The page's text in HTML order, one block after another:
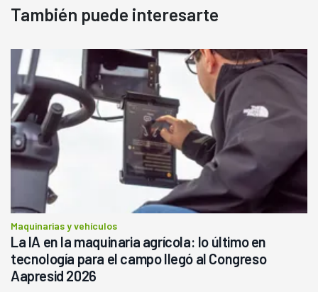
También puede interesarte
Maquinarias y vehículos
La IA en la maquinaria agrícola: lo último en
tecnología para el campo llegó al Congreso
Aapresid 2026